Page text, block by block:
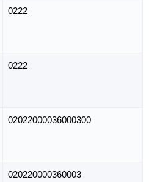
0222
0222
02022000036000300
020220000360003